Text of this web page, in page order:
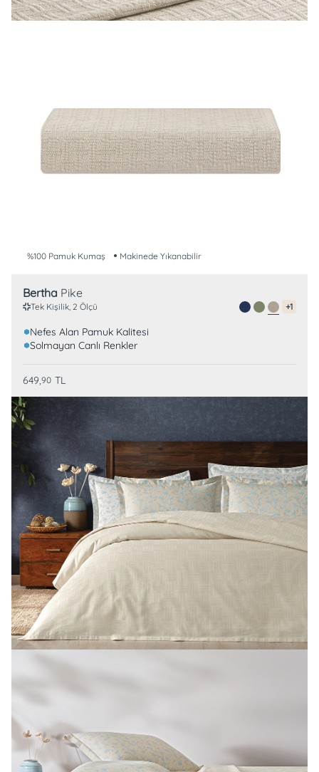
%100 Pamuk Kumaş Makinede Yıkanabilir
Bertha Pike
Tek Kişilik, 2 Ölçü +1
Nefes Alan Pamuk Kalitesi
Solmayan Canlı Renkler
649, 90 TL